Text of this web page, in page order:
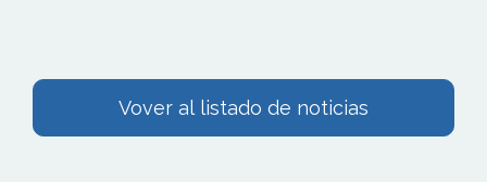
Vover al listado de noticias